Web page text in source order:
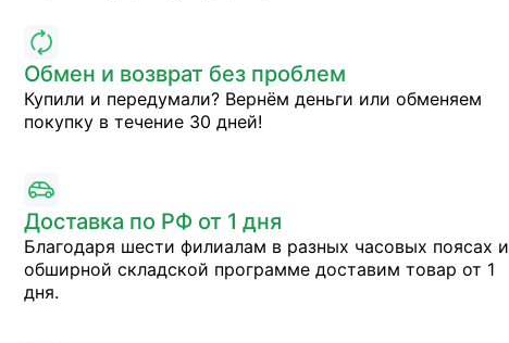
Обмен и возврат без проблем
Купили и передумали? Вернём деньги или обменяем
покупку в течение 30 дней!
Доставка по РФ от 1 дня
Благодаря шести филиалам в разных часовых поясах и
обширной складской программе доставим товар от 1
дня.